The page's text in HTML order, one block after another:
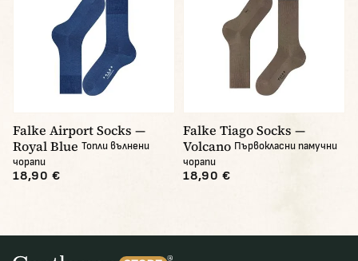
Falke Airport Socks —
Royal Blue Топли вълнени
чорапи
18,90 €
Falke Tiago Socks —
Volcano Първокласни памучни
чорапи
18,90 €